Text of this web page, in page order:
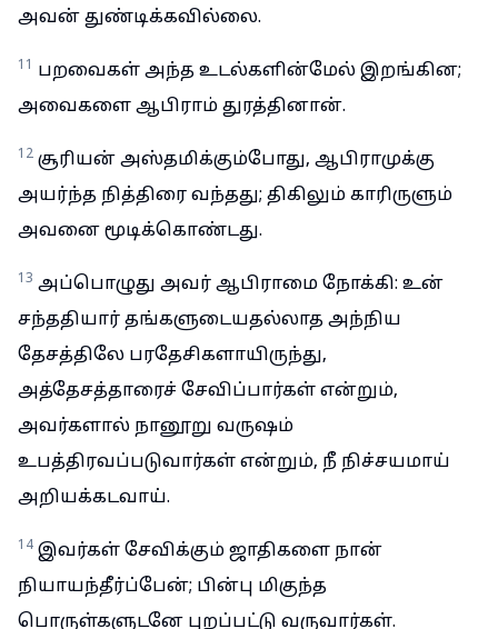
அவன் துண்டிக்கவில்லை.
11 பறவைகள் அந்த உடல்களின்மேல் இறங்கின;
அவைகளை ஆபிராம் துரத்தினான்.
12 சூரியன் அஸ்தமிக்கும்போது, ஆபிராமுக்கு
அயர்ந்த நித்திரை வந்தது; திகிலும் காரிருளும்
அவனை மூடிக்கொண்டது.
13 அப்பொழுது அவர் ஆபிராமை நோக்கி: உன்
சந்ததியார் தங்களுடையதல்லாத அந்நிய
தேசத்திலே பரதேசிகளாயிருந்து,
அத்தேசத்தாரைச் சேவிப்பார்கள் என்றும்,
அவர்களால் நானூறு வருஷம்
உபத்திரவப்படுவார்கள் என்றும், நீ நிச்சயமாய்
அறியக்கடவாய்.
14 இவர்கள் சேவிக்கும் ஜாதிகளை நான்
நியாயந்தீர்ப்பேன்; பின்பு மிகுந்த
பொருள்களுடனே புறப்பட்டு வருவார்கள்.